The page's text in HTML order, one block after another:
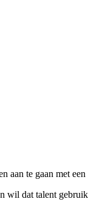
te gaan met
wil dat talent